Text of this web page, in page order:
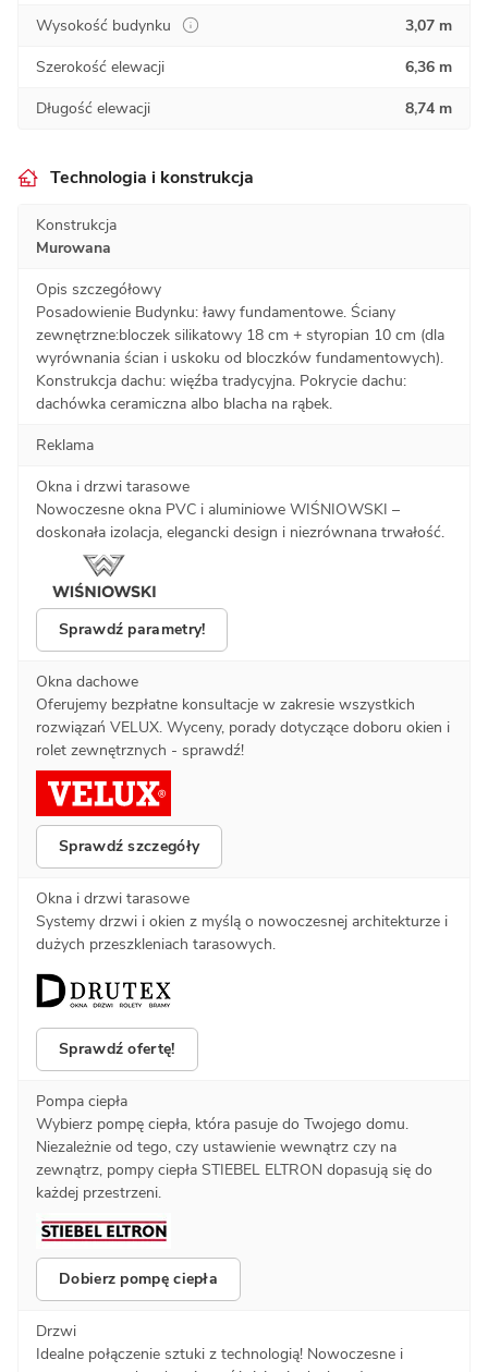
Wysokość budynku
3,07 m
Szerokość elewacji
6,36 m
Długość elewacji
8,74 m
Technologia i konstrukcja
Konstrukcja
Murowana
Opis szczegółowy
Posadowienie Budynku: ławy fundamentowe. Ściany
zewnętrzne:bloczek silikatowy 18 cm + styropian 10 cm (dla
wyrównania ścian i uskoku od bloczków fundamentowych).
Konstrukcja dachu: więźba tradycyjna. Pokrycie dachu:
dachówka ceramiczna albo blacha na rąbek.
Reklama
Okna i drzwi tarasowe
Nowoczesne okna PVC i aluminiowe WIŚNIOWSKI –
doskonała izolacja, elegancki design i niezrównana trwałość.
Sprawdź parametry!
Okna dachowe
Oferujemy bezpłatne konsultacje w zakresie wszystkich
rozwiązań VELUX. Wyceny, porady dotyczące doboru okien i
rolet zewnętrznych - sprawdź!
Sprawdź szczegóły
Okna i drzwi tarasowe
Systemy drzwi i okien z myślą o nowoczesnej architekturze i
dużych przeszkleniach tarasowych.
Sprawdź ofertę!
Pompa ciepła
Wybierz pompę ciepła, która pasuje do Twojego domu.
Niezależnie od tego, czy ustawienie wewnątrz czy na
zewnątrz, pompy ciepła STIEBEL ELTRON dopasują się do
każdej przestrzeni.
Dobierz pompę ciepła
Drzwi
Idealne połączenie sztuki z technologią! Nowoczesne i